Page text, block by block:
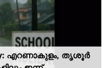
എറണാകുളം, തൃശൂർ